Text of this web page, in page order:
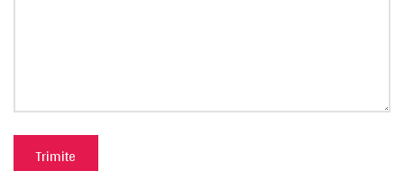
Please leave this field empty.